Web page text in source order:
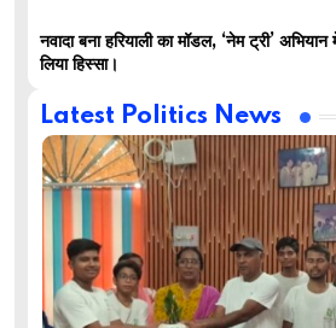
नवादा बना हरियाली का मॉडल, ‘नेम ट्री’
लिया हिस्सा।
Latest Politics News